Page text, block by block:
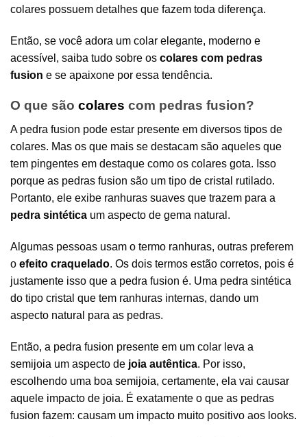
colares possuem detalhes que fazem toda diferença.
Então, se você adora um colar elegante, moderno e
acessível, saiba tudo sobre os colares com pedras
fusion e se apaixone por essa tendência.
O que são colares com pedras fusion?
A pedra fusion pode estar presente em diversos tipos de
colares. Mas os que mais se destacam são aqueles que
tem pingentes em destaque como os colares gota. Isso
porque as pedras fusion são um tipo de cristal rutilado.
Portanto, ele exibe ranhuras suaves que trazem para a
pedra sintética um aspecto de gema natural.
Algumas pessoas usam o termo ranhuras, outras preferem
o efeito craquelado. Os dois termos estão corretos, pois é
justamente isso que a pedra fusion é. Uma pedra sintética
do tipo cristal que tem ranhuras internas, dando um
aspecto natural para as pedras.
Então, a pedra fusion presente em um colar leva a
semijoia um aspecto de joia autêntica. Por isso,
escolhendo uma boa semijoia, certamente, ela vai causar
aquele impacto de joia. É exatamente o que as pedras
fusion fazem: causam um impacto muito positivo aos looks.